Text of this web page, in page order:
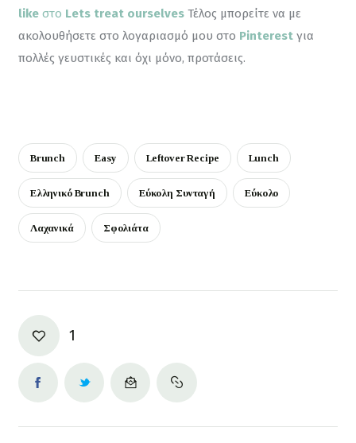
like στο Lets treat ourselves Τέλος μπορείτε να με
ακολουθήσετε στο λογαριασμό μου στο Pinterest για
πολλές γευστικές και όχι μόνο, προτάσεις.
Brunch Easy Leftover Recipe Lunch
Ελληνικό Brunch Εύκολη Συνταγή Εύκολο
Λαχανικά Σφολιάτα
1